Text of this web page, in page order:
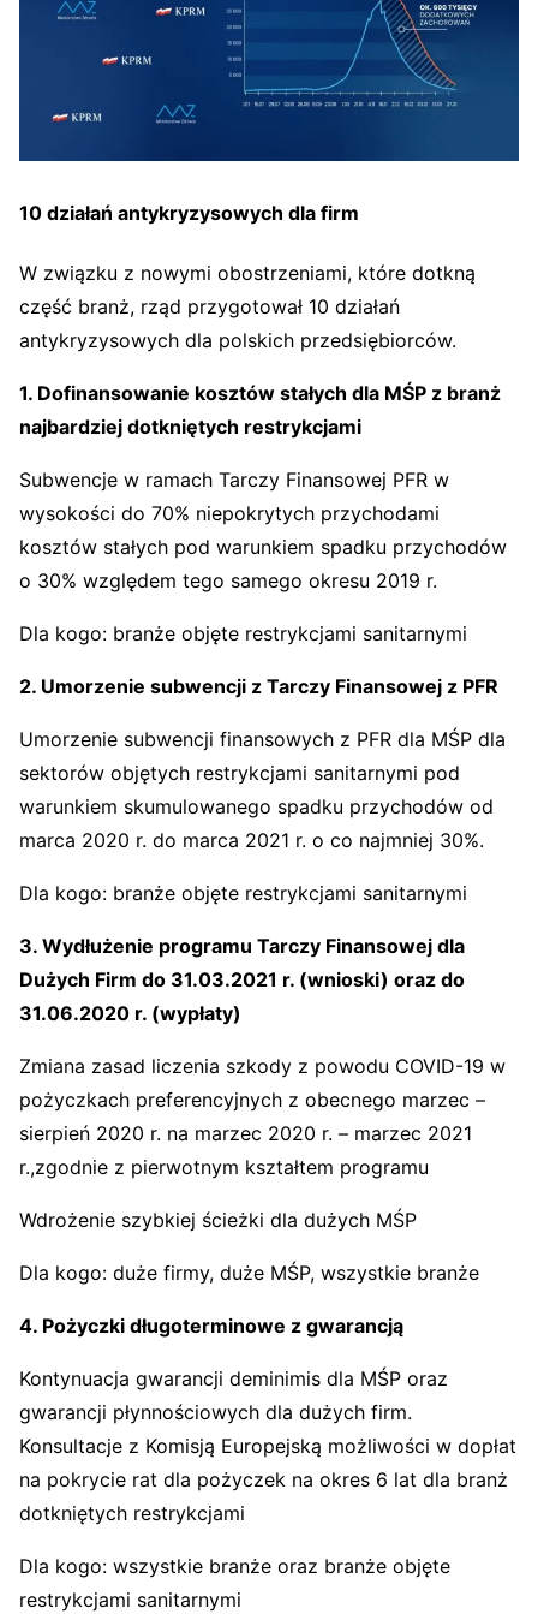
10 działań antykryzysowych dla firm
W związku z nowymi obostrzeniami, które dotkną
część branż, rząd przygotował 10 działań
antykryzysowych dla polskich przedsiębiorców.
1. Dofinansowanie kosztów stałych dla MŚP z branż
najbardziej dotkniętych restrykcjami
Subwencje w ramach Tarczy Finansowej PFR w
wysokości do 70% niepokrytych przychodami
kosztów stałych pod warunkiem spadku przychodów
o 30% względem tego samego okresu 2019 r.
Dla kogo: branże objęte restrykcjami sanitarnymi
2. Umorzenie subwencji z Tarczy Finansowej z PFR
Umorzenie subwencji finansowych z PFR dla MŚP dla
sektorów objętych restrykcjami sanitarnymi pod
warunkiem skumulowanego spadku przychodów od
marca 2020 r. do marca 2021 r. o co najmniej 30%.
Dla kogo: branże objęte restrykcjami sanitarnymi
3. Wydłużenie programu Tarczy Finansowej dla
Dużych Firm do 31.03.2021 r. (wnioski) oraz do
31.06.2020 r. (wypłaty)
Zmiana zasad liczenia szkody z powodu COVID-19 w
pożyczkach preferencyjnych z obecnego marzec –
sierpień 2020 r. na marzec 2020 r. – marzec 2021
r.,zgodnie z pierwotnym kształtem programu
Wdrożenie szybkiej ścieżki dla dużych MŚP
Dla kogo: duże firmy, duże MŚP, wszystkie branże
4. Pożyczki długoterminowe z gwarancją
Kontynuacja gwarancji deminimis dla MŚP oraz
gwarancji płynnościowych dla dużych firm.
Konsultacje z Komisją Europejską możliwości w dopłat
na pokrycie rat dla pożyczek na okres 6 lat dla branż
dotkniętych restrykcjami
Dla kogo: wszystkie branże oraz branże objęte
restrykcjami sanitarnymi